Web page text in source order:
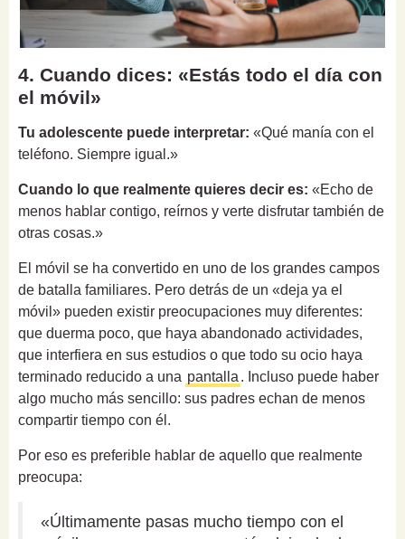
4. Cuando dices: «Estás todo el día con
el móvil»
Tu adolescente puede interpretar: «Qué manía con el
teléfono. Siempre igual.»
Cuando lo que realmente quieres decir es: «Echo de
menos hablar contigo, reírnos y verte disfrutar también de
otras cosas.»
El móvil se ha convertido en uno de los grandes campos
de batalla familiares. Pero detrás de un «deja ya el
móvil» pueden existir preocupaciones muy diferentes:
que duerma poco, que haya abandonado actividades,
que interfiera en sus estudios o que todo su ocio haya
terminado reducido a una pantalla . Incluso puede haber
algo mucho más sencillo: sus padres echan de menos
compartir tiempo con él.
Por eso es preferible hablar de aquello que realmente
preocupa:
«Últimamente pasas mucho tiempo con el